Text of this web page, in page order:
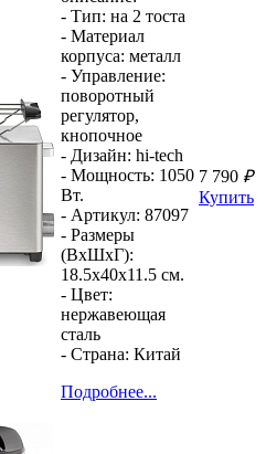
- Тип: на 2 тоста
- Материал
корпуса: металл
- Управление:
поворотный
регулятор,
кнопочное
- Дизайн: hi-tech
- Мощность: 1050
Вт.
- Артикул: 87097
- Размеры
(ВхШхГ):
18.5x40x11.5 см.
- Цвет:
нержавеющая
сталь
- Страна: Китай
Подробнее...
7 790 ₽
Купить